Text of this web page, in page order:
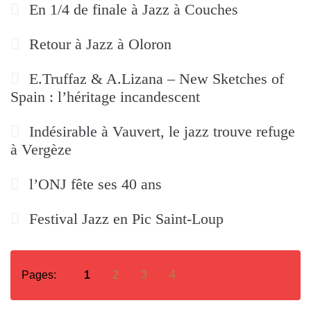
En 1/4 de finale à Jazz à Couches
Retour à Jazz à Oloron
E.Truffaz & A.Lizana – New Sketches of
Spain : l’héritage incandescent
Indésirable à Vauvert, le jazz trouve refuge
à Vergèze
l’ONJ fête ses 40 ans
Festival Jazz en Pic Saint-Loup
Pages: 1 2 3 4